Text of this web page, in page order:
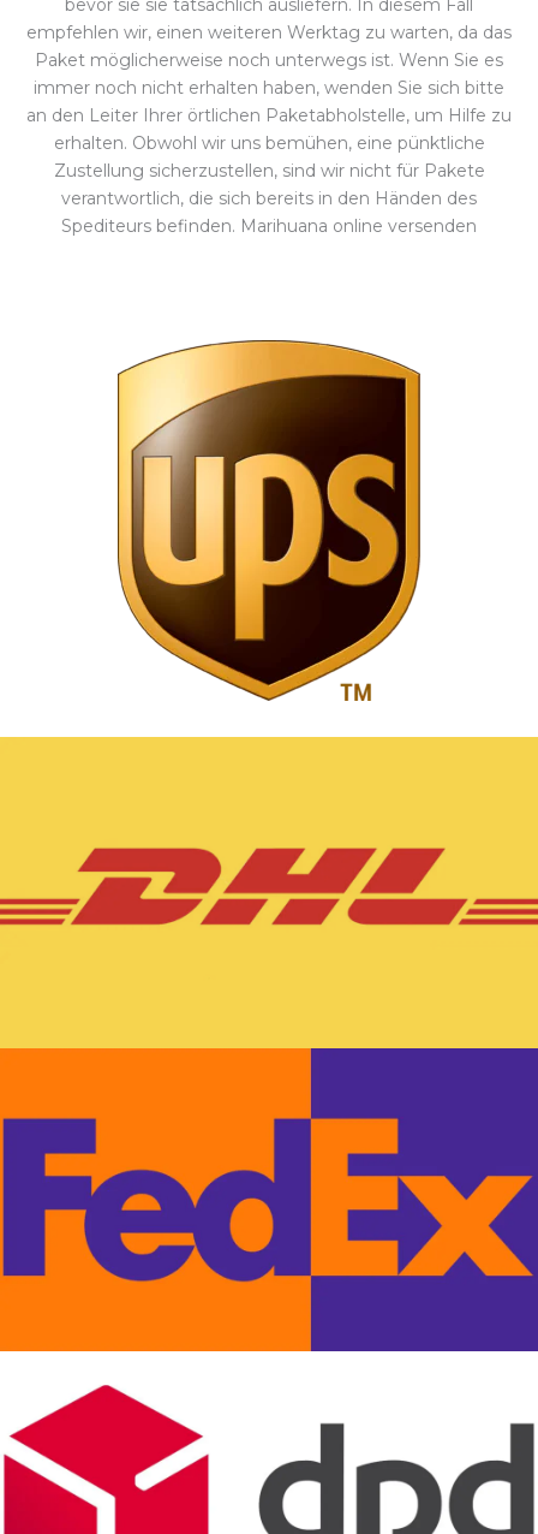
bevor sie sie tatsächlich ausliefern. In diesem Fall
empfehlen wir, einen weiteren Werktag zu warten, da das
Paket möglicherweise noch unterwegs ist. Wenn Sie es
immer noch nicht erhalten haben, wenden Sie sich bitte
an den Leiter Ihrer örtlichen Paketabholstelle, um Hilfe zu
erhalten. Obwohl wir uns bemühen, eine pünktliche
Zustellung sicherzustellen, sind wir nicht für Pakete
verantwortlich, die sich bereits in den Händen des
Spediteurs befinden. Marihuana online versenden